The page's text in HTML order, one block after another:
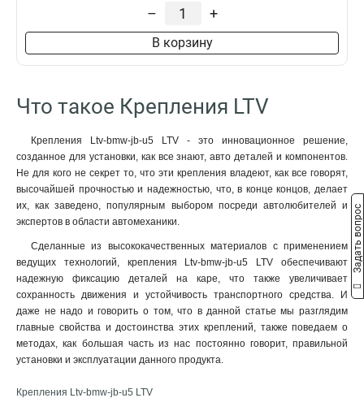
Ltv-bmw-r01-u
Ltv-bmw-180-u
Ltv-bmw-230-u2
– +
В корзину
Что такое Крепления LTV
Крепления Ltv-bmw-jb-u5 LTV - это инновационное решение,
созданное для установки, как все знают, авто деталей и компонентов.
Не для кого не секрет то, что эти крепления владеют, как все говорят,
высочайшей прочностью и надежностью, что, в конце концов, делает
их, как заведено, популярным выбором посреди автолюбителей и
экспертов в области автомеханики.
Сделанные из высококачественных материалов с применением
ведущих технологий, крепления Ltv-bmw-jb-u5 LTV обеспечивают
надежную фиксацию деталей на каре, что также увеличивает
сохранность движения и устойчивость транспортного средства. И
даже не надо и говорить о том, что в данной статье мы разглядим
главные свойства и достоинства этих креплений, также поведаем о
методах, как большая часть из нас постоянно говорит, правильной
установки и эксплуатации данного продукта.
Крепления Ltv-bmw-jb-u5 LTV
Задать вопрос